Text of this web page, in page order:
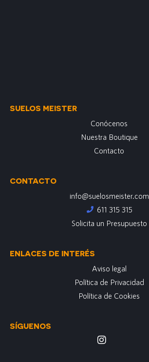
SUELOS MEISTER
Conócenos
Nuestra Boutique
Contacto
CONTACTO
info@suelosmeister.com
611 315 315
Solicita un Presupuesto
ENLACES DE INTERÉS
Aviso legal
Política de Privacidad
Política de Cookies
SÍGUENOS